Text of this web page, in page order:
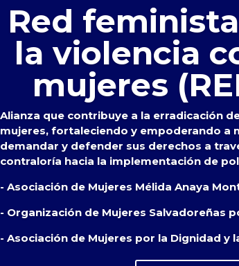
Red
la violencia
mujeres
Alianza que contribuye a la erradicación
mujeres, fortaleciendo y empoderando a
demandar y defender sus derechos a
contraloría hacia la implementación de
- Asociación de Mujeres Mélida Anaya
- Organización de Mujeres Salvadoreñas
- Asociación de Mujeres por la Dignidad y